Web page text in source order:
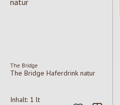
The Bridge
The Bridge Haferdrink natur
Inhalt: 1 lt